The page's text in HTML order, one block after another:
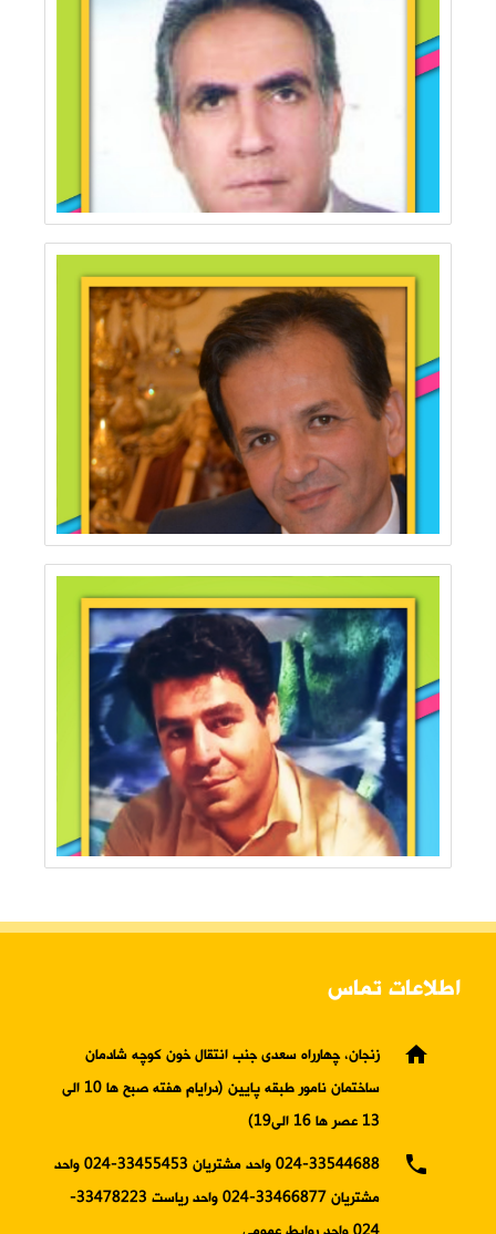
اطلاعات تماس
home
زنجان، چهارراه سعدی جنب انتقال خون کوچه شادمان
ساختمان نامور طبقه پایین (درایام هفته صبح ها 10 الی
13 عصر ها 16 الی19)
phone
024-33544688 واحد مشتریان 33455453-024 واحد
مشتریان 33466877-024 واحد ریاست 33478223-